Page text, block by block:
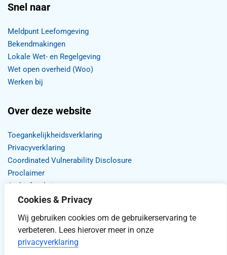
Cookies & Privacy
Wij gebruiken cookies om de gebruikerservaring te
verbeteren. Lees hierover meer in onze
privacyverklaring
Snel naar
Meldpunt Leefomgeving
Bekendmakingen
Lokale Wet- en Regelgeving
Wet open overheid (Woo)
Werken bij
Over deze website
Toegankelijkheidsverklaring
Privacyverklaring
Coordinated Vulnerability Disclosure
Proclaimer
Archief website